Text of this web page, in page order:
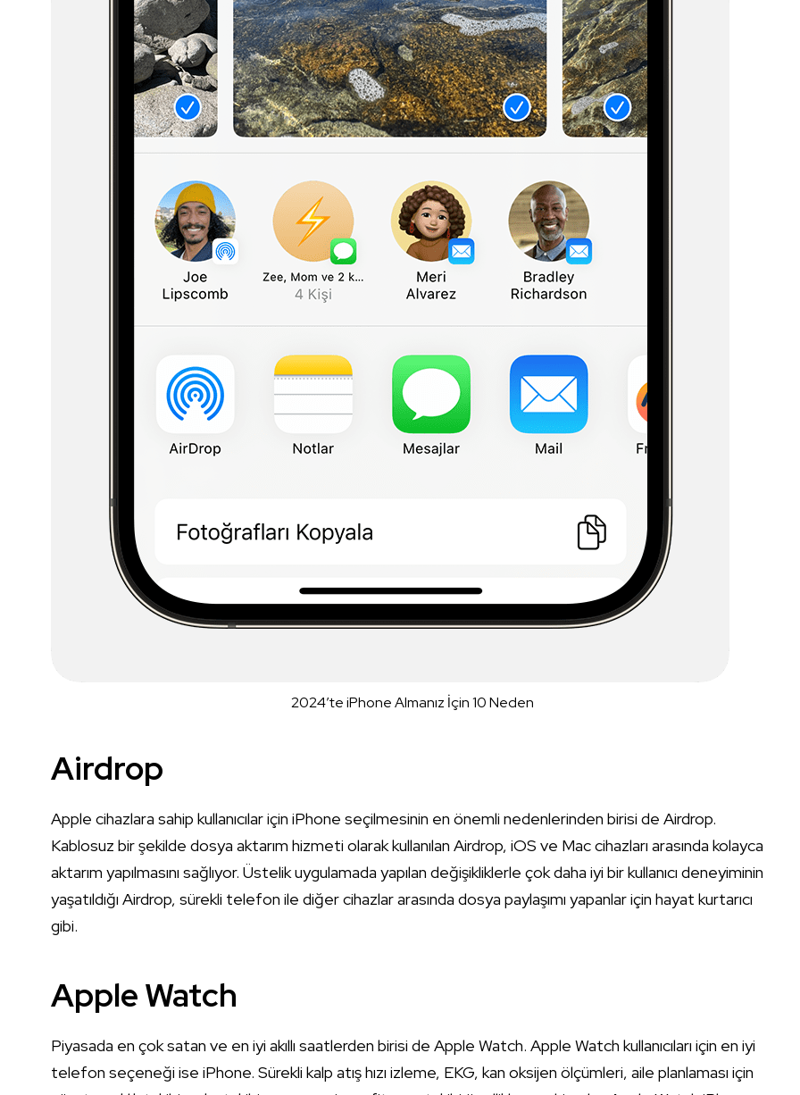
2024’te iPhone Almanız İçin 10 Neden
Airdrop
Apple cihazlara sahip kullanıcılar için iPhone seçilmesinin en önemli nedenlerinden birisi de Airdrop.
Kablosuz bir şekilde dosya aktarım hizmeti olarak kullanılan Airdrop, iOS ve Mac cihazları arasında kolayca
aktarım yapılmasını sağlıyor. Üstelik uygulamada yapılan değişikliklerle çok daha iyi bir kullanıcı deneyiminin
yaşatıldığı Airdrop, sürekli telefon ile diğer cihazlar arasında dosya paylaşımı yapanlar için hayat kurtarıcı
gibi.
Apple Watch
Piyasada en çok satan ve en iyi akıllı saatlerden birisi de Apple Watch. Apple Watch kullanıcıları için en iyi
telefon seçeneği ise iPhone. Sürekli kalp atış hızı izleme, EKG, kan oksijen ölçümleri, aile planlaması için